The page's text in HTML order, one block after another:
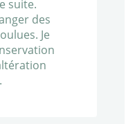
suite.
des
Je